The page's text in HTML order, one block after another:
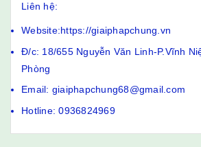
Liên hệ:
Website:https://giaiphapchung.vn
Đ/c: 18/655 Nguyễn Văn Linh-P.Vĩnh
Phòng
Email: giaiphapchung68@gmail.com
Hotline: 0936824969